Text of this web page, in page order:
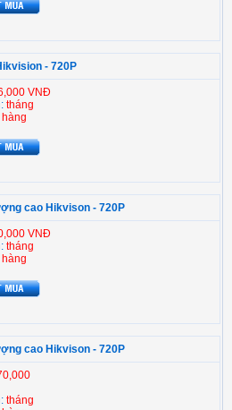
- 720P
VNĐ
tháng
cao Hikvison - 720P
VNĐ
tháng
cao Hikvison - 720P
tháng